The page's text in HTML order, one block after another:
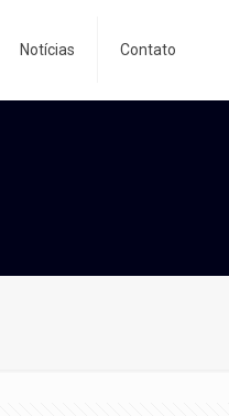
Notícias Contato